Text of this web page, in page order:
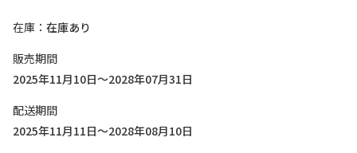
在庫
在庫あり
販売期間
2025年11月10日～2028年07月31日
配送期間
2025年11月11日～2028年08月10日